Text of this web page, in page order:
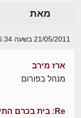
מאת
21/05/2011 בשעה 16:34
ארז מירב
מנהל בפורום
Re: בית בכרם התימנים